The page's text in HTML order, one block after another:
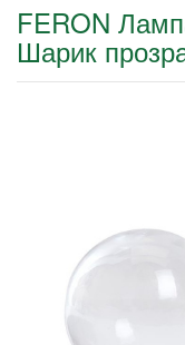
FERON
Шарик